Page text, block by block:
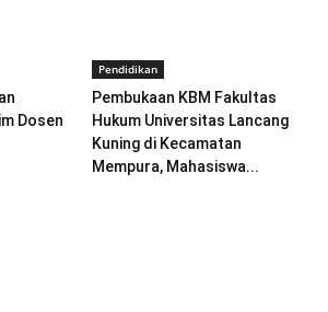
Dosen
Pendidikan
Pembukaan KBM Fakultas
Hukum Universitas Lancang
Kuning di Kecamatan
Mempura, Mahasiswa...